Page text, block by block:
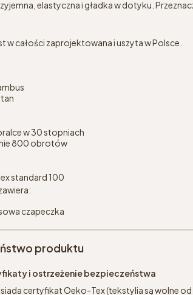
elastyczna i gładka w dotyku.
w całości zaprojektowana i uszyta w Polsce.
w 30 stopniach
800 obrotów
standard 100
czapeczka
produktu
i ostrzeżenie bezpieczeństwa
certyfikat Oeko-Tex (tekstylia są wolne